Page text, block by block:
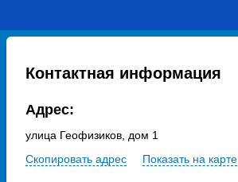
Контактная информация
Адрес:
улица Геофизиков, дом 1
Скопировать адрес
Показать на карте